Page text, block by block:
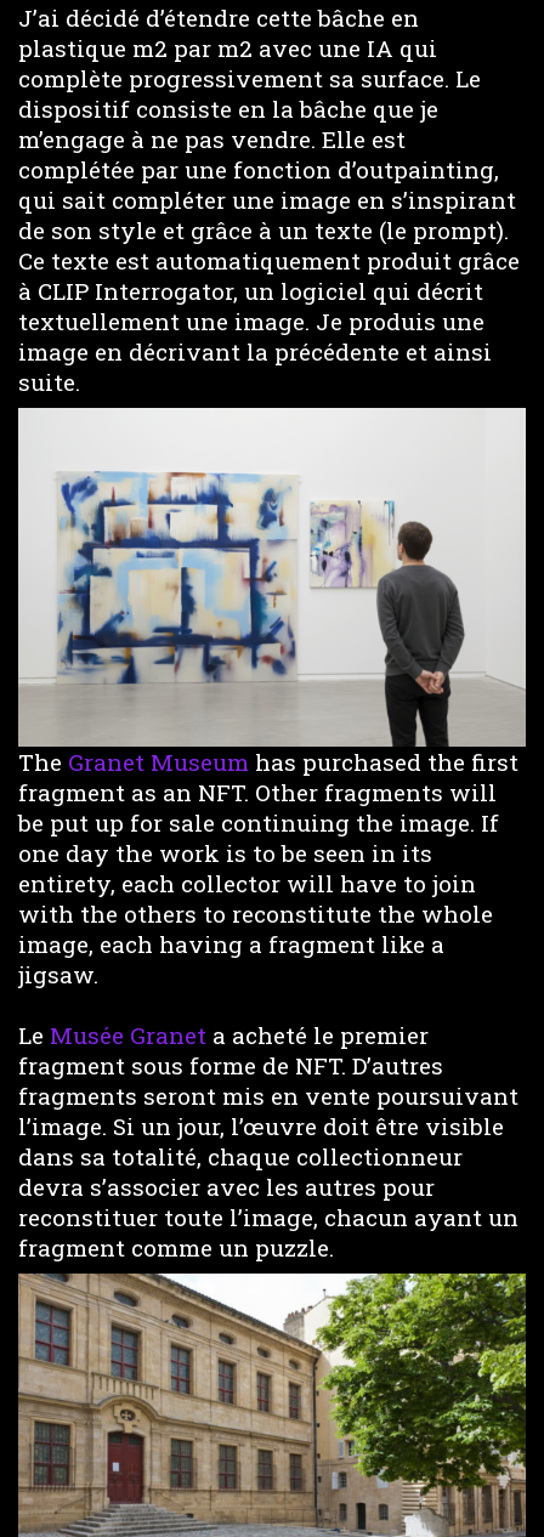
J’ai décidé d’étendre cette bâche en
plastique m2 par m2 avec une IA qui
complète progressivement sa surface. Le
dispositif consiste en la bâche que je
m’engage à ne pas vendre. Elle est
complétée par une fonction d’outpainting,
qui sait compléter une image en s’inspirant
de son style et grâce à un texte (le prompt).
Ce texte est automatiquement produit grâce
à CLIP Interrogator, un logiciel qui décrit
textuellement une image. Je produis une
image en décrivant la précédente et ainsi
suite.
The Granet Museum has purchased the first
fragment as an NFT. Other fragments will
be put up for sale continuing the image. If
one day the work is to be seen in its
entirety, each collector will have to join
with the others to reconstitute the whole
image, each having a fragment like a
jigsaw.
Le Musée Granet a acheté le premier
fragment sous forme de NFT. D’autres
fragments seront mis en vente poursuivant
l’image. Si un jour, l’œuvre doit être visible
dans sa totalité, chaque collectionneur
devra s’associer avec les autres pour
reconstituer toute l’image, chacun ayant un
fragment comme un puzzle.